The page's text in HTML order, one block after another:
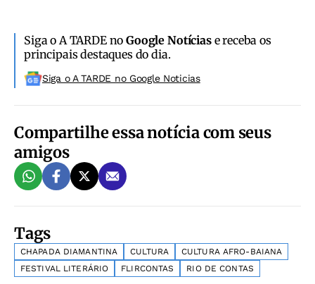
Siga o A TARDE noGoogle Notíciase receba os
principais destaques do dia.
Siga o A TARDE no Google Noticias
Compartilhe essa notícia com seus
amigos
Tags
CHAPADA DIAMANTINA CULTURA
CULTURA AFRO-BAIANA
FESTIVAL LITERÁRIO
FLIRCONTAS RIO DE CONTAS